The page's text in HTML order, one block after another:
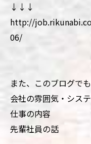
↓↓↓
http://
06/
また、このブログでも
会社の雰囲気・シス
仕事の内容
先輩社員の話